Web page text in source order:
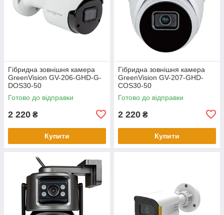
Гібридна зовнішня камера
GreenVision GV-206-GHD-G-
DOS30-50
Готово до відправки
2 220 ₴
Купити
Гібридна зовнішня камера
GreenVision GV-207-GHD-
COS30-50
Готово до відправки
2 220 ₴
Купити